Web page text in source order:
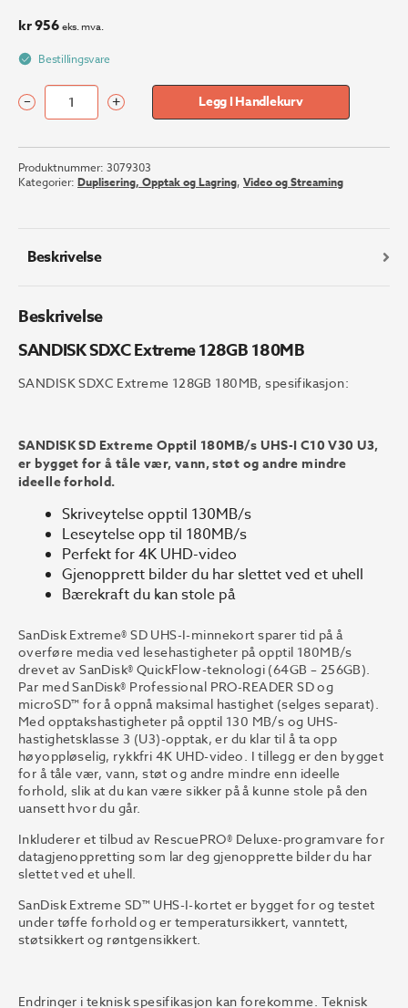
kr956 eks. mva.
Bestillingsvare
SANDISK
Extreme
128GB
180MB
– + Legg I Handlekurv
Produktnummer: 3079303
Kategorier: Duplisering, Opptak og Lagring, Video og Streaming
Beskrivelse
Beskrivelse
SANDISK SDXC Extreme 128GB 180MB
SANDISK SDXC Extreme 128GB 180MB, spesifikasjon:
SANDISK SD Extreme Opptil 180MB/s UHS-I C10 V30 U3,
er bygget for å tåle vær, vann, støt og andre mindre
ideelle forhold.
Skriveytelse opptil 130MB/s
Leseytelse opp til 180MB/s
Perfekt for 4K UHD-video
Gjenopprett bilder du har slettet ved et uhell
Bærekraft du kan stole på
SanDisk Extreme® SD UHS-I-minnekort sparer tid på å
overføre media ved lesehastigheter på opptil 180MB/s
drevet av SanDisk® QuickFlow-teknologi (64GB – 256GB).
Par med SanDisk® Professional PRO-READER SD og
microSD™ for å oppnå maksimal hastighet (selges separat).
Med opptakshastigheter på opptil 130 MB/s og UHS-
hastighetsklasse 3 (U3)-opptak, er du klar til å ta opp
høyoppløselig, rykkfri 4K UHD-video. I tillegg er den bygget
for å tåle vær, vann, støt og andre mindre enn ideelle
forhold, slik at du kan være sikker på å kunne stole på den
uansett hvor du går.
Inkluderer et tilbud av RescuePRO® Deluxe-programvare for
datagjenoppretting som lar deg gjenopprette bilder du har
slettet ved et uhell.
SanDisk Extreme SD™ UHS-I-kortet er bygget for og testet
under tøffe forhold og er temperatursikkert, vanntett,
støtsikkert og røntgensikkert.
Endringer i teknisk spesifikasjon kan forekomme. Teknisk